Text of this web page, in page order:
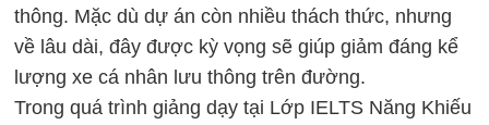
thông. Mặc dù dự án còn nhiều thách thức, nhưng
về lâu dài, đây được kỳ vọng sẽ giúp giảm đáng kể
lượng xe cá nhân lưu thông trên đường.
Trong quá trình giảng dạy tại Lớp IELTS Năng Khiếu